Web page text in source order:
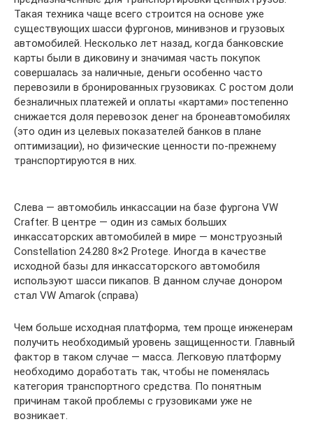
Такая техника чаще всего строится на основе уже
существующих шасси фургонов, минивэнов и грузовых
автомобилей. Несколько лет назад, когда банковские
карты были в диковину и значимая часть покупок
совершалась за наличные, деньги особенно часто
перевозили в бронированных грузовиках. С ростом доли
безналичных платежей и оплаты «картами» постепенно
снижается доля перевозок денег на бронеавтомобилях
(это один из целевых показателей банков в плане
оптимизации), но физические ценности по-прежнему
транспортируются в них.
Слева — автомобиль инкассации на базе фургона VW
Crafter. В центре — один из самых больших
инкассаторских автомобилей в мире — монструозный
Constellation 24.280 8×2 Protege. Иногда в качестве
исходной базы для инкассаторского автомобиля
используют шасси пикапов. В данном случае донором
стал VW Amarok (справа)
Чем больше исходная платформа, тем проще инженерам
получить необходимый уровень защищенности. Главный
фактор в таком случае — масса. Легковую платформу
необходимо доработать так, чтобы не поменялась
категория транспортного средства. По понятным
причинам такой проблемы с грузовиками уже не
возникает.